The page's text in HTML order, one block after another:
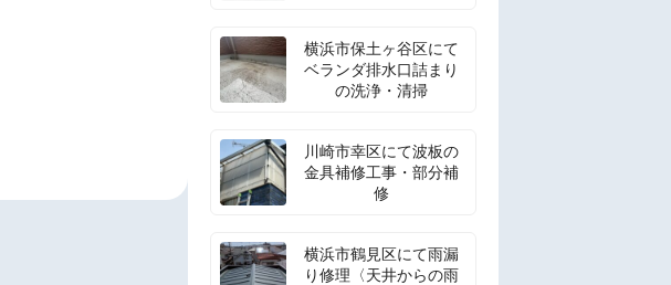
横浜市保土ヶ谷区にて
ベランダ排水口詰まり
の洗浄・清掃
川崎市幸区にて波板の
金具補修工事・部分補
修
横浜市鶴見区にて雨漏
り修理〈天井からの雨